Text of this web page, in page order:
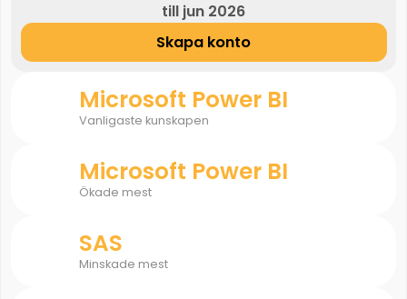
till jun 2026
Skapa konto
Microsoft Power BI
Vanligaste kunskapen
Microsoft Power BI
Ökade mest
SAS
Minskade mest